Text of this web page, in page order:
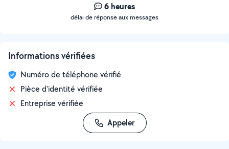
6 heures
délai de réponse aux messages
Informations vérifiées
Numéro de téléphone vérifié
Pièce d'identité vérifiée
Entreprise vérifiée
Appeler